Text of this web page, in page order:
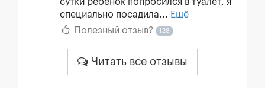
специально посадила... Ещё
Полезный отзыв?
128
Читать все отзывы